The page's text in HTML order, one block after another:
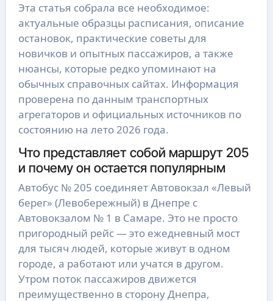
Эта статья собрала все необходимое:
актуальные образцы расписания, описание
остановок, практические советы для
новичков и опытных пассажиров, а также
нюансы, которые редко упоминают на
обычных справочных сайтах. Информация
проверена по данным транспортных
агрегаторов и официальных источников по
состоянию на лето 2026 года.
Что представляет собой маршрут 205
и почему он остается популярным
Автобус № 205 соединяет Автовокзал «Левый
берег» (Левобережный) в Днепре с
Автовокзалом № 1 в Самаре. Это не просто
пригородный рейс — это ежедневный мост
для тысяч людей, которые живут в одном
городе, а работают или учатся в другом.
Утром поток пассажиров движется
преимущественно в сторону Днепра,